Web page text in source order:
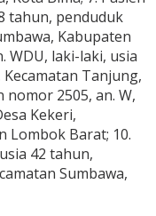
tahun, penduduk
Kabupaten
WDU, laki-laki, usia
Tanjung,
nomor 2505, an. W,
Kekeri,
Lombok Barat; 10.
42 tahun,
Sumbawa,